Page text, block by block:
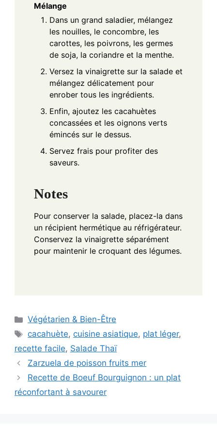
Mélange
Dans un grand saladier, mélangez
les nouilles, le concombre, les
carottes, les poivrons, les germes
de soja, la coriandre et la menthe.
Versez la vinaigrette sur la salade et
mélangez délicatement pour
enrober tous les ingrédients.
Enfin, ajoutez les cacahuètes
concassées et les oignons verts
émincés sur le dessus.
Servez frais pour profiter des
saveurs.
Notes
Pour conserver la salade, placez-la dans
un récipient hermétique au réfrigérateur.
Conservez la vinaigrette séparément
pour maintenir le croquant des légumes.
Categories
Végétarien & Bien-Être
Tags
cacahuète, cuisine asiatique, plat léger,
recette facile, Salade Thaï
Zarzuela de poisson fruits mer
Recette de Boeuf Bourguignon : un plat
réconfortant à savourer